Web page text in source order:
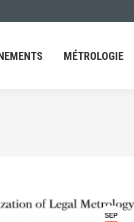
MÉTROLOGIE
SEP
MÉTROLOGIE FAQ